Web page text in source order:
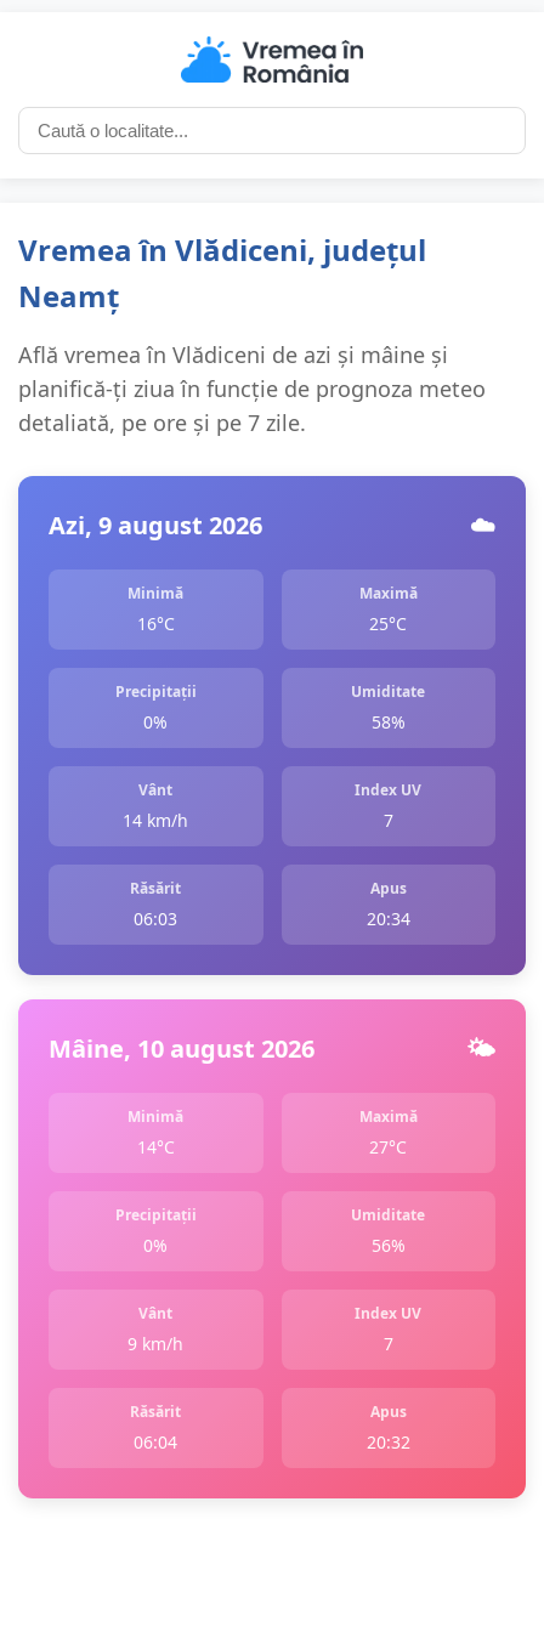
Vremea în Vlădiceni, județul
Neamț
Află vremea în Vlădiceni de azi și mâine și
planifică-ți ziua în funcție de prognoza meteo
detaliată, pe ore și pe 7 zile.
Azi, 9 august 2026 ☁️
Minimă
16°C
Maximă
25°C
Precipitații
0%
Umiditate
58%
Vânt
14 km/h
Index UV
7
Răsărit
06:03
Apus
20:34
Mâine, 10 august 2026 🌤️
Minimă
14°C
Maximă
27°C
Precipitații
0%
Umiditate
56%
Vânt
9 km/h
Index UV
7
Răsărit
06:04
Apus
20:32